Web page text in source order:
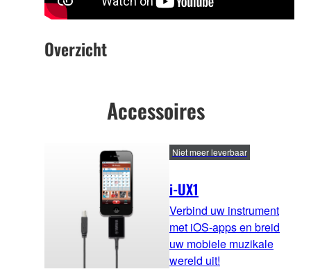
Overzicht
Accessoires
i-UX1
Niet meer leverbaar
Verbind uw instrument
met iOS-apps en breid
uw mobiele muzikale
wereld uit!